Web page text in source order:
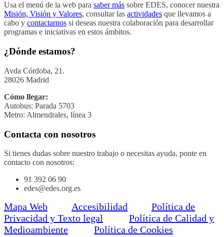
Usa el menú de la web para saber más sobre EDES, conocer nuestra
Misión, Visión y Valores, consultar las actividades que llevamos a
cabo y contactarnos si deseas nuestra colaboración para desarrollar
programas e iniciativas en estos ámbitos.
¿Dónde estamos?
Avda Córdoba, 21.
28026 Madrid
Cómo llegar:
Autobus: Parada 5703
Metro: Almendrales, línea 3
Contacta con nosotros
Si tienes dudas sobre nuestro trabajo o necesitas ayuda, ponte en
contacto con nosotros:
91 392 06 90
edes@edes.org.es
Mapa Web Accesibilidad
Política de
Privacidad y Texto legal
Política de Calidad y
Medioambiente
Política de Cookies